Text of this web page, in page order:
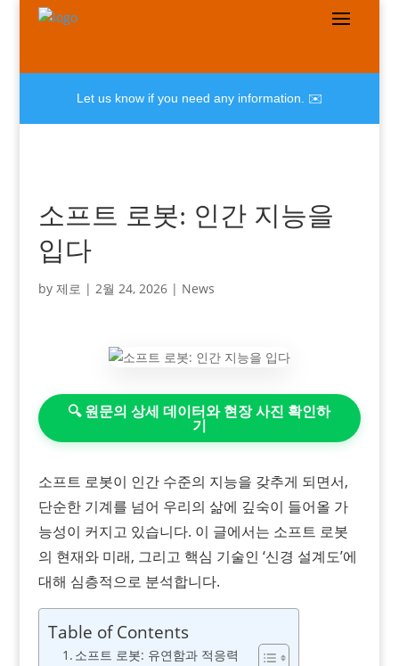
Let us know if you need any information. ✉️
소프트 로봇: 인간 지능을
입다
by 제로 | 2월 24, 2026| News
🔍 원문의 상세 데이터와 현장 사진 확인하
기
소프트 로봇이 인간 수준의 지능을 갖추게 되면서,
단순한 기계를 넘어 우리의 삶에 깊숙이 들어올 가
능성이 커지고 있습니다. 이 글에서는 소프트 로봇
의 현재와 미래, 그리고 핵심 기술인 ‘신경 설계도’에
대해 심층적으로 분석합니다.
Table of Contents
소프트 로봇: 유연함과 적응력